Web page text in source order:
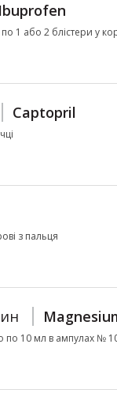
Ibuprofen
1 або 2 блістери у
Captopril
з пальця
по 10 мл в ампулах №